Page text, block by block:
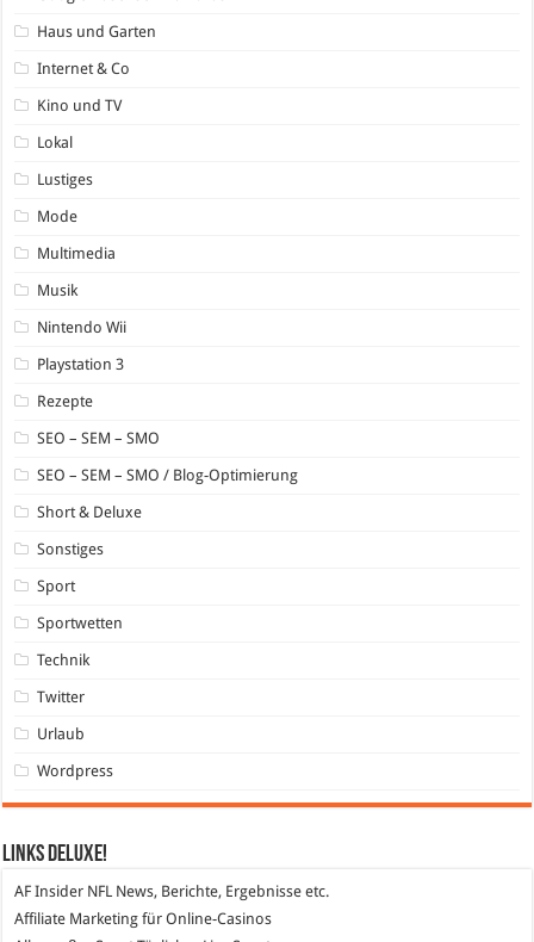
Haus und Garten
Internet & Co
Kino und TV
Lokal
Lustiges
Mode
Multimedia
Musik
Nintendo Wii
Playstation 3
Rezepte
SEO – SEM – SMO
SEO – SEM – SMO / Blog-Optimierung
Short & Deluxe
Sonstiges
Sport
Sportwetten
Technik
Twitter
Urlaub
Wordpress
Links DeLuXe!
AF Insider NFL News, Berichte, Ergebnisse etc.
Affiliate Marketing für Online-Casinos